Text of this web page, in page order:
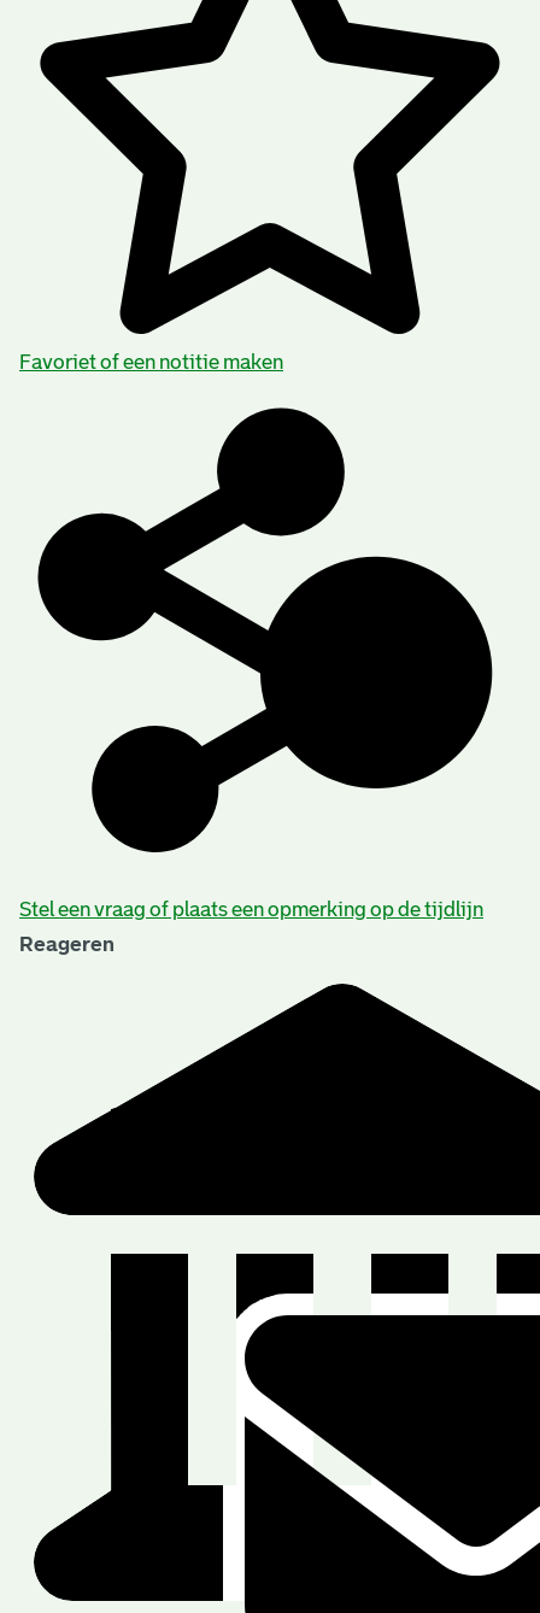
Favoriet of een notitie maken
Stel een vraag of plaats een opmerking op de tijdlijn
Reageren